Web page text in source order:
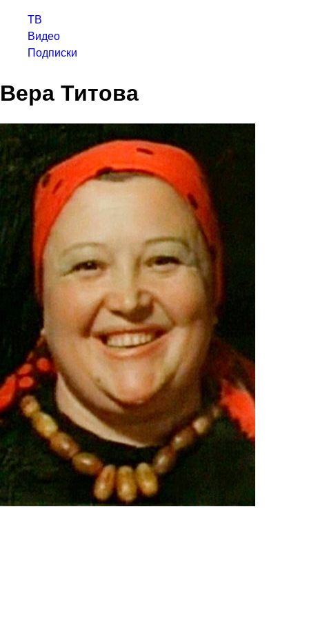
ТВ
Видео
Подписки
Вера Титова